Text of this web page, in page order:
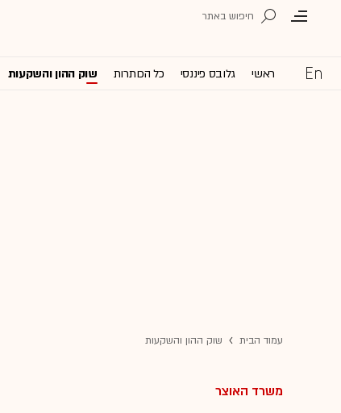
ראשי גלובס פיננסי כל הכותרות שוק ההון והשקעות
עמוד הבית שוק ההון והשקעות
משרד האוצר